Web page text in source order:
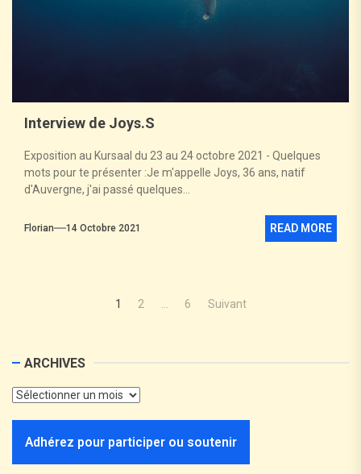
Interview de Joys.S
Exposition au Kursaal du 23 au 24 octobre 2021 - Quelques
mots pour te présenter :Je m'appelle Joys, 36 ans, natif
d'Auvergne, j'ai passé quelques...
Florian 14 Octobre 2021 READ MORE
1 2 … 6 Suivant
ARCHIVES
Adhérez pour participer ou soutenir